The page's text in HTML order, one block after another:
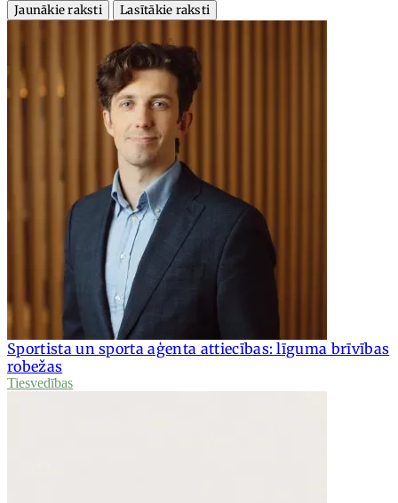
Jaunākie raksti
Lasītākie raksti
Sportista un sporta aģenta attiecības: līguma brīvības
robežas
Tiesvedības